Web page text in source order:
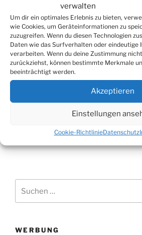
verwalten
Um dir ein optimales Erlebnis zu bieten,
wie Cookies, um Geräteinformationen zu
zuzugreifen. Wenn du diesen Technologien
Daten wie das Surfverhalten oder eindeutige
verarbeiten. Wenn du deine Zustimmung
zurückziehst, können bestimmte Merkmale
beeinträchtigt werden.
Akzeptieren
Einstellungen
Cookie-RichtlinieDatenschutz
Beitragsnavigation
Vorheriger
Beitrag
ZURÜCK
Steigende Corona-Infektionen:
müssen sich über den Virusmelder
Gesundheitsamt melden
Nächster
WEITER
Tennisfreunde Bielstein: Im
es für die Herren 50 nach Köln
nach:
WERBUNG